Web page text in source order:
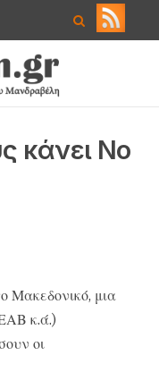
κάνει Νο
Μακεδονικό, μια
κ.ά.)
οι